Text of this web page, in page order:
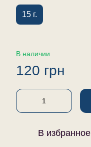
15 г.
В наличии
120 грн
В избранное